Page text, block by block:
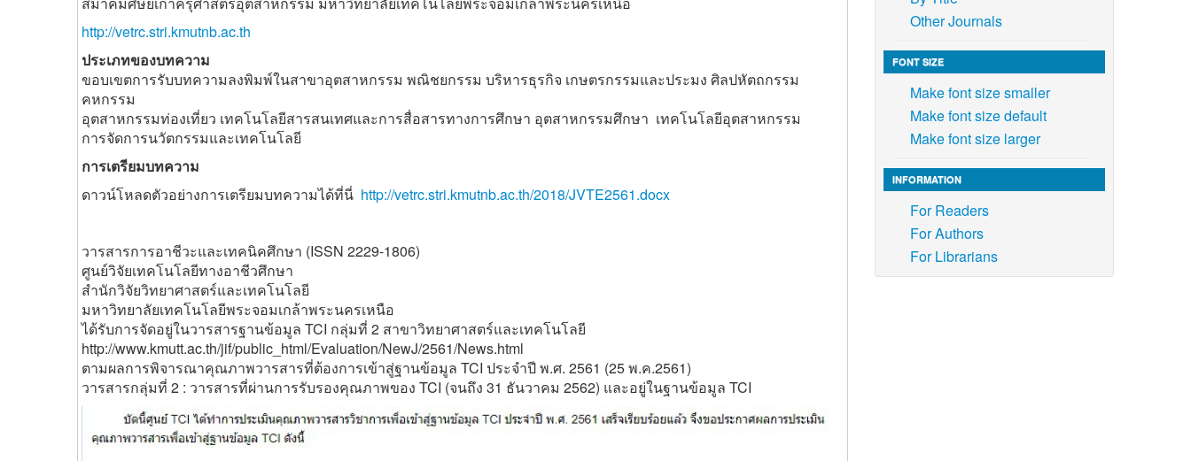
http://vetrc.stri.kmutnb.ac.th
ประเภทของบทความ
ขอบเขตการรับบทความลงพิมพ์ในสาขาอุตสาหกรรม พณิชยกรรม บริหารธุรกิจ เกษตรกรรมและประมง ศิลปหัตถกรรม
คหกรรม
อุตสาหกรรมท่องเที่ยว เทคโนโลยีสารสนเทศและการสื่อสารทางการศึกษา อุตสาหกรรมศึกษา เทคโนโลยีอุตสาหกรรม
การจัดการนวัตกรรมและเทคโนโลยี
การเตรียมบทความ
ดาวน์โหลดตัวอย่างการเตรียมบทความได้ที่นี่ http://vetrc.stri.kmutnb.ac.th/2018/JVTE2561.docx
วารสารการอาชีวะและเทคนิคศึกษา (ISSN 2229-1806)
ศูนย์วิจัยเทคโนโลยีทางอาชีวศึกษา
สำนักวิจัยวิทยาศาสตร์และเทคโนโลยี
มหาวิทยาลัยเทคโนโลยีพระจอมเกล้าพระนครเหนือ
ได้รับการจัดอยู่ในวารสารฐานข้อมูล TCI กลุ่มที่ 2 สาขาวิทยาศาสตร์และเทคโนโลยี
http://www.kmutt.ac.th/jif/public_html/Evaluation/NewJ/2561/News.html
ตามผลการพิจารณาคุณภาพวารสารที่ต้องการเข้าสู่ฐานข้อมูล TCI ประจำปี พ.ศ. 2561 (25 พ.ค.2561)
วารสารกลุ่มที่ 2 : วารสารที่ผ่านการรับรองคุณภาพของ TCI (จนถึง 31 ธันวาคม 2562) และอยู่ในฐานข้อมูล TCI
Other Journals
FONT SIZE
Make font size smaller
Make font size default
Make font size larger
INFORMATION
For Readers
For Authors
For Librarians